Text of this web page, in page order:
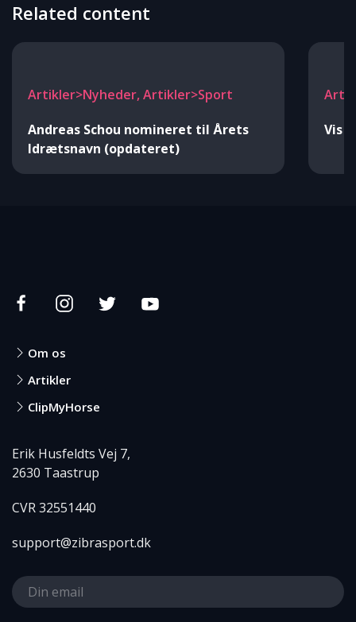
Related content
Artikler>Nyheder, Artikler>Sport
Andreas Schou nomineret til Årets
Idrætsnavn (opdateret)
Vis
Om os
Artikler
ClipMyHorse
Erik Husfeldts Vej 7,
2630 Taastrup
CVR 32551440
support@zibrasport.dk